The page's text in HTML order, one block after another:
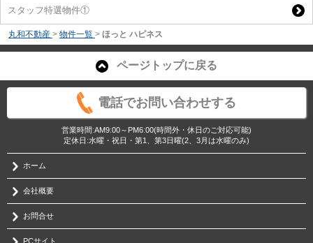
スタッフ特選物件①
丸和不動産 > 物件一覧 > ほっと ハピネス
ページトップに戻る
電話でお問い合わせする
営業時間:AM9:00～PM6:00(時間外・休日のご対応可能)
定休日:水曜・祝日・第1、第3日曜(2、3月は水曜のみ)
ホーム
会社概要
お問合せ
PCサイト